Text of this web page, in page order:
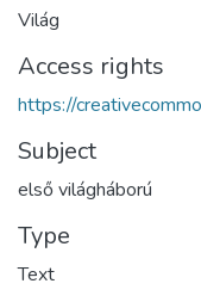
Világ
Access rights
https://
Subject
első világháború
Type
Text